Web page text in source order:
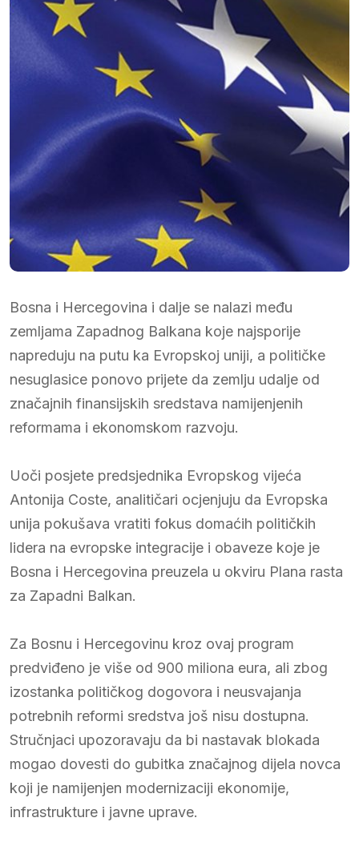
Bosna i Hercegovina i dalje se nalazi među
zemljama Zapadnog Balkana koje najsporije
napreduju na putu ka Evropskoj uniji, a političke
nesuglasice ponovo prijete da zemlju udalje od
značajnih finansijskih sredstava namijenjenih
reformama i ekonomskom razvoju.
Uoči posjete predsjednika Evropskog vijeća
Antonija Coste, analitičari ocjenjuju da Evropska
unija pokušava vratiti fokus domaćih političkih
lidera na evropske integracije i obaveze koje je
Bosna i Hercegovina preuzela u okviru Plana rasta
za Zapadni Balkan.
Za Bosnu i Hercegovinu kroz ovaj program
predviđeno je više od 900 miliona eura, ali zbog
izostanka političkog dogovora i neusvajanja
potrebnih reformi sredstva još nisu dostupna.
Stručnjaci upozoravaju da bi nastavak blokada
mogao dovesti do gubitka značajnog dijela novca
koji je namijenjen modernizaciji ekonomije,
infrastrukture i javne uprave.